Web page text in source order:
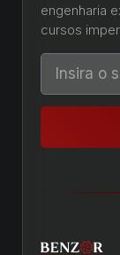
engenharia
cursos